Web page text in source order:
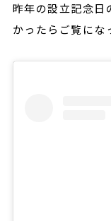
昨年の設立記念
かったらご覧にな